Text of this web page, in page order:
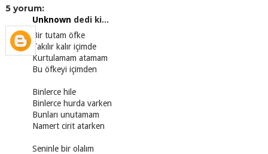
5 yorum:
Unknown dedi ki...
Bir tutam öfke
Takılır kalır içimde
Kurtulamam atamam
Bu öfkeyi içimden
Binlerce hile
Binlerce hurda varken
Bunları unutamam
Namert cirit atarken
Seninle bir olalım